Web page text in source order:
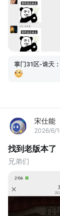
掌门31区-诛天 ：
宋仕能
2026/6/
找到老版本了
兄弟们